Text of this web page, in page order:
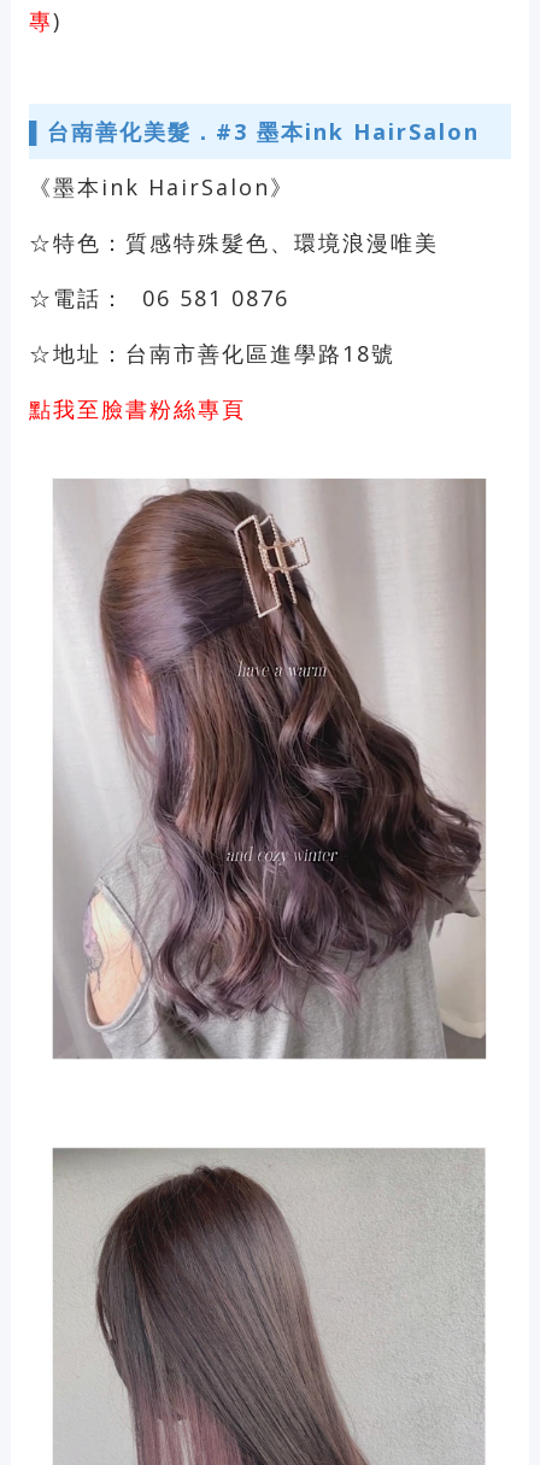
專)
台南善化美髮．#3 墨本ink HairSalon
《墨本ink HairSalon》
☆特色：質感特殊髮色、環境浪漫唯美
☆電話： 06 581 0876
☆地址：台南市善化區進學路18號
點我至臉書粉絲專頁